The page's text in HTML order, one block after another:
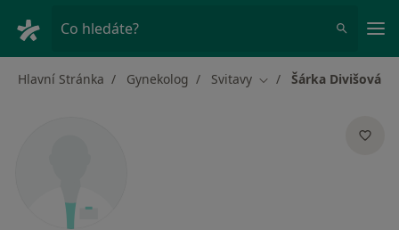
Co hledáte?
Hlavní Stránka Gynekolog Svitavy Změna města
Šárka Divišová